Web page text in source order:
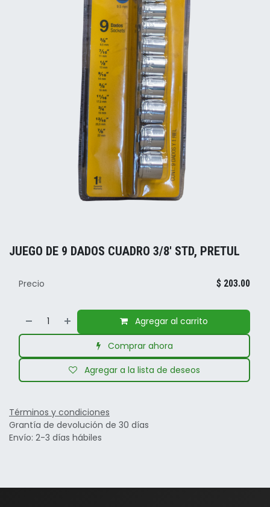
JUEGO DE 9 DADOS CUADRO 3/8' STD, PRETUL
Agregar al carrito
Comprar ahora
Agregar a la lista de deseos
Precio $ 203.00
Términos y condiciones
Grantía de devolución de 30 días
Envío: 2-3 días hábiles